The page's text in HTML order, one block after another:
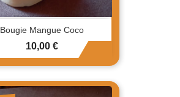
Bougie Mangue Coco
Prix
10,00 €